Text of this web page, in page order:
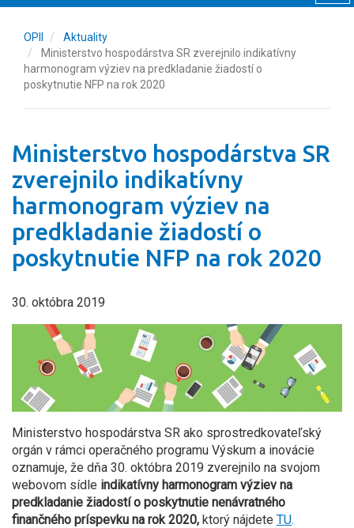
OPII
Aktuality
Ministerstvo hospodárstva SR zverejnilo indikatívny
harmonogram výziev na predkladanie žiadostí o
poskytnutie NFP na rok 2020
Ministerstvo hospodárstva SR
zverejnilo indikatívny
harmonogram výziev na
predkladanie žiadostí o
poskytnutie NFP na rok 2020
30. októbra 2019
Ministerstvo hospodárstva SR ako sprostredkovateľský
orgán v rámci operačného programu Výskum a inovácie
oznamuje, že dňa 30. októbra 2019 zverejnilo na svojom
webovom sídle indikatívny harmonogram výziev na
predkladanie žiadostí o poskytnutie nenávratného
finančného príspevku na rok 2020, ktorý nájdete TU.